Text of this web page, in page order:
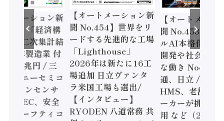
トメーション新
】「経済構
調査二次集計結
年製造業 付
額86兆円 / 三
とソニーセミコ
ジョンセンサ
/ IDEC、安全
すセーフティコ
【オートメーション新
聞 No.454】世界をリ
ードする先進的な工場
「Lighthouse」
2026年は新たに16工
場追加 日立ヴァンタ
ラ米国工場も選出/
【インタビュー】
RYODEN 八道常務 共
【オートメーシ
聞 No.453】フ
ルAI本格化へ
開発や社会実装
な動き Noetra
通、日立 / 兵神
HMS、老舗ポ
ーカーが挑むデ
用 など（2026